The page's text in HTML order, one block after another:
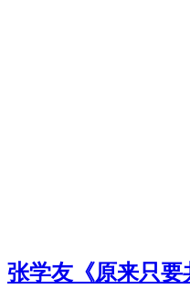
张学友《原来只要